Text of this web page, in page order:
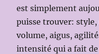
est simplement
puisse trouver:
volume, aigus,
intensité qui a fait de